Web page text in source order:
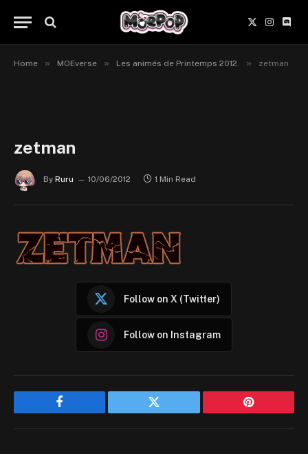
X
(Twitter)
Home » MOEverse » Les animés de Printemps 2012. » zetman
zetman
By Ruru 10/06/2012 1 Min Read
Follow on X (Twitter)
Follow on Instagram
Facebook Twitter Pinterest